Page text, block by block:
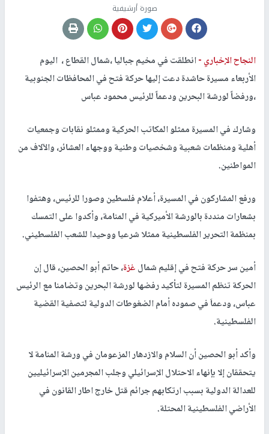
صورة أرشيفية
النجاح الإخباري -انطلقت في مخيم جباليا ،شمال القطاع ، اليوم
الأربعاء مسيرة حاشدة دعت إليها حركة فتح في المحافظات الجنوبية
،ورفضاً لورشة البحرين ودعماً للرئيس محمود عباس
وشارك في المسيرة ممثلو المكاتب الحركية وممثلو نقابات وجمعيات
أهلية ومنظمات شعبية وشخصيات وطنية ووجهاء العشائر، والآلاف من
المواطنين.
ورفع المشاركون في المسيرة، أعلام فلسطين وصورا للرئيس، وهتفوا
بشعارات منددة بالورشة الأميركية في المنامة، وأكدوا على التمسك
بمنظمة التحرير الفلسطينية ممثلا شرعيا ووحيدا للشعب الفلسطيني.
أمين سر حركة فتح في إقليم شمالغزة، حاتم أبو الحصين، قال إن
الحركة تنظم المسيرة لتأكيد رفضها لورشة البحرين وتضامنا مع الرئيس
عباس، ودعماَ في صموده أمام الضغوطات الدولية لتصفية القضية
الفلسطينية.
وأكد أبو الحصين أن السلام والازدهار المزعومان في ورشة المنامة لا
يتحققان إلا بإنهاء الاحتلال الإسرائيلي وجلب المجرمين الإسرائيليين
للعدالة الدولية بسبب ارتكابهم جرائم قتل خارج اطار القانون في
الأراضي الفلسطينية المحتلة.